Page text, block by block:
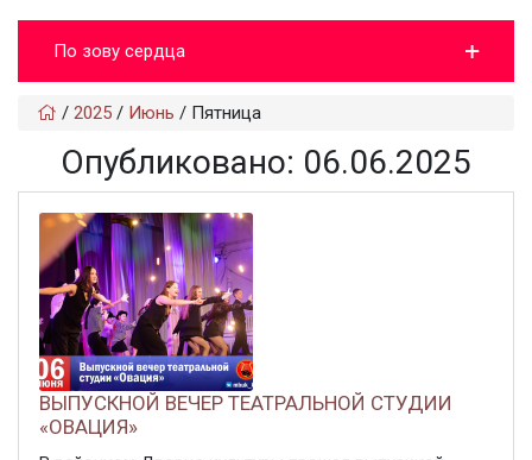
По зову сердца
/ 2025 / Июнь / Пятница
Опубликовано: 06.06.2025
ВЫПУСКНОЙ ВЕЧЕР ТЕАТРАЛЬНОЙ СТУДИИ
«ОВАЦИЯ»